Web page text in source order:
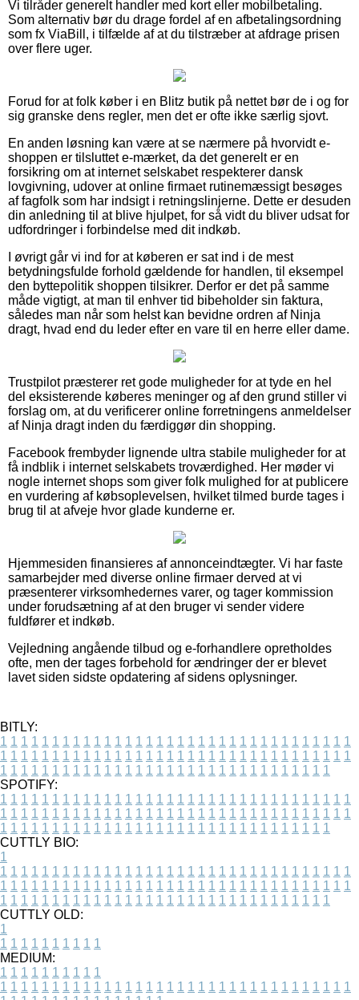
Vi tilråder generelt handler med kort eller mobilbetaling.
Som alternativ bør du drage fordel af en afbetalingsordning
som fx ViaBill, i tilfælde af at du tilstræber at afdrage prisen
over flere uger.
Forud for at folk køber i en Blitz butik på nettet bør de i og for
sig granske dens regler, men det er ofte ikke særlig sjovt.
En anden løsning kan være at se nærmere på hvorvidt e-
shoppen er tilsluttet e-mærket, da det generelt er en
forsikring om at internet selskabet respekterer dansk
lovgivning, udover at online firmaet rutinemæssigt besøges
af fagfolk som har indsigt i retningslinjerne. Dette er desuden
din anledning til at blive hjulpet, for så vidt du bliver udsat for
udfordringer i forbindelse med dit indkøb.
I øvrigt går vi ind for at køberen er sat ind i de mest
betydningsfulde forhold gældende for handlen, til eksempel
den byttepolitik shoppen tilsikrer. Derfor er det på samme
måde vigtigt, at man til enhver tid bibeholder sin faktura,
således man når som helst kan bevidne ordren af Ninja
dragt, hvad end du leder efter en vare til en herre eller dame.
Trustpilot præsterer ret gode muligheder for at tyde en hel
del eksisterende køberes meninger og af den grund stiller vi
forslag om, at du verificerer online forretningens anmeldelser
af Ninja dragt inden du færdiggør din shopping.
Facebook frembyder lignende ultra stabile muligheder for at
få indblik i internet selskabets troværdighed. Her møder vi
nogle internet shops som giver folk mulighed for at publicere
en vurdering af købsoplevelsen, hvilket tilmed burde tages i
brug til at afveje hvor glade kunderne er.
Hjemmesiden finansieres af annonceindtægter. Vi har faste
samarbejder med diverse online firmaer derved at vi
præsenterer virksomhedernes varer, og tager kommission
under forudsætning af at den bruger vi sender videre
fuldfører et indkøb.
Vejledning angående tilbud og e-forhandlere opretholdes
ofte, men der tages forbehold for ændringer der er blevet
lavet siden sidste opdatering af sidens oplysninger.
BITLY:
1 1 1 1 1 1 1 1 1 1 1 1 1 1 1 1 1 1 1 1 1 1 1 1 1 1 1 1 1 1 1 1 1 1
1 1 1 1 1 1 1 1 1 1 1 1 1 1 1 1 1 1 1 1 1 1 1 1 1 1 1 1 1 1 1 1 1 1
1 1 1 1 1 1 1 1 1 1 1 1 1 1 1 1 1 1 1 1 1 1 1 1 1 1 1 1 1 1 1 1
SPOTIFY:
1 1 1 1 1 1 1 1 1 1 1 1 1 1 1 1 1 1 1 1 1 1 1 1 1 1 1 1 1 1 1 1 1 1
1 1 1 1 1 1 1 1 1 1 1 1 1 1 1 1 1 1 1 1 1 1 1 1 1 1 1 1 1 1 1 1 1 1
1 1 1 1 1 1 1 1 1 1 1 1 1 1 1 1 1 1 1 1 1 1 1 1 1 1 1 1 1 1 1 1
CUTTLY BIO:
1
1 1 1 1 1 1 1 1 1 1 1 1 1 1 1 1 1 1 1 1 1 1 1 1 1 1 1 1 1 1 1 1 1 1
1 1 1 1 1 1 1 1 1 1 1 1 1 1 1 1 1 1 1 1 1 1 1 1 1 1 1 1 1 1 1 1 1 1
1 1 1 1 1 1 1 1 1 1 1 1 1 1 1 1 1 1 1 1 1 1 1 1 1 1 1 1 1 1 1 1
CUTTLY OLD:
1
1 1 1 1 1 1 1 1 1 1
MEDIUM:
1 1 1 1 1 1 1 1 1 1
1 1 1 1 1 1 1 1 1 1 1 1 1 1 1 1 1 1 1 1 1 1 1 1 1 1 1 1 1 1 1 1 1 1